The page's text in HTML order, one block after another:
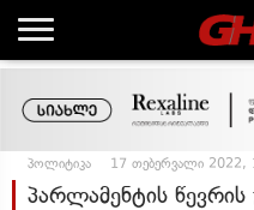
პოლიტიკა 17 თებერვალი 2022,
პარლამენტის